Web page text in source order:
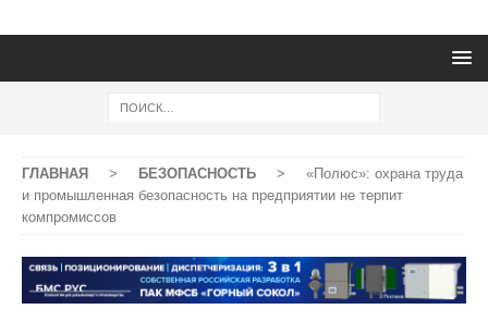
ГЛАВНАЯ > БЕЗОПАСНОСТЬ >
«Полюс»: охрана труда
и промышленная безопасность на предприятии не терпит
компромиссов